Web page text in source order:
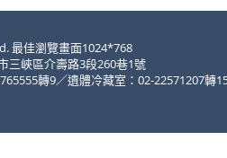
最佳瀏覽畫面1024*768
三峽區介壽路3段260巷1號
轉9／遺體冷藏室：02-22571207轉